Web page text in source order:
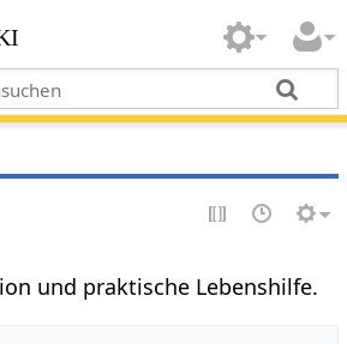
und praktische Lebenshilfe.